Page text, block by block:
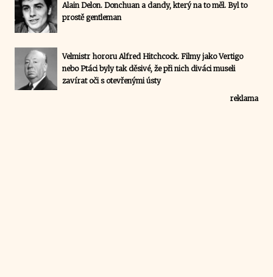
Alain Delon. Donchuan a dandy, který na to měl. Byl to
prostě gentleman
Velmistr hororu Alfred Hitchcock. Filmy jako Vertigo
nebo Ptáci byly tak děsivé, že při nich diváci museli
zavírat oči s otevřenými ústy
reklama